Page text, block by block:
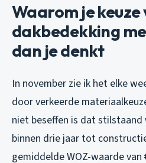
Waarom je keuze
dakbedekking
dan je denkt
In november zie ik het elke
door verkeerde
niet beseffen is dat
binnen drie jaar tot
gemiddelde WOZ-waarde